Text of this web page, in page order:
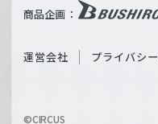
ß
c
a
商品企画：
運営会社 プライバシ
©CIRCUS